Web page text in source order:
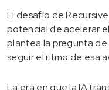
El desafío de
potencial de acelerar
plantea la pregunta de
seguir el ritmo de esa
La era en que la IA